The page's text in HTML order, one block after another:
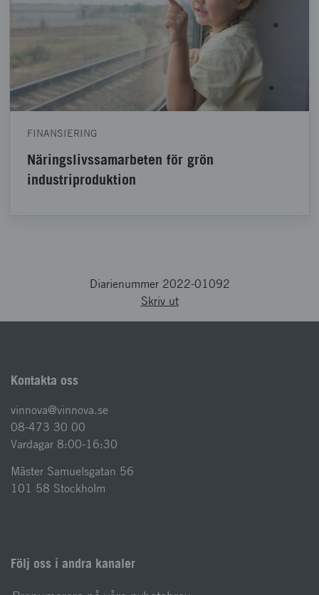
FINANSIERING
Näringslivssamarbeten för grön
industriproduktion
Diarienummer 2022-01092
Skriv ut
Kontakta oss
vinnova@vinnova.se
08-473 30 00
Vardagar 8:00-16:30
Mäster Samuelsgatan 56
101 58 Stockholm
Följ oss i andra kanaler